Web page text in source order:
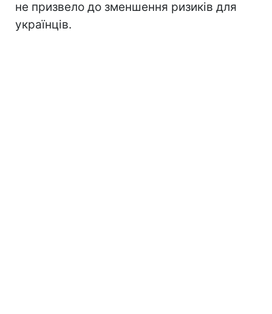
не призвело до зменшення ризиків для
українців.